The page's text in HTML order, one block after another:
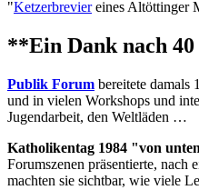
"Ketzerbreviereines Altöttinger
**Ein Dank nach
Publik Forum bereitete damals
und in vielen Workshops und
Jugendarbeit, den Weltläden …
Katholikentag 1984 "von
Forumszenen präsentierte,
machten sie sichtbar, wie viele